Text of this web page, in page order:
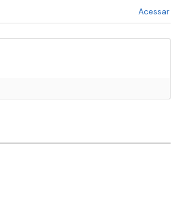
Acessar